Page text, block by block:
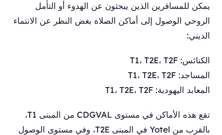
يمكن للمسافرين الذين يبحثون عن الهدوء أو التأمل
الروحي الوصول إلى أماكن الصلاة بغض النظر عن الانتماء
الديني:
الكنائس: T1، T2E، T2F
المساجد: T1، T2E، T2F
المعابد اليهودية: T1، T2E، T2F
تقع هذه الأماكن في مستوى CDGVAL من المبنى T1،
بالقرب من Yotel في المبنى T2E، وفي مستوى الوصول